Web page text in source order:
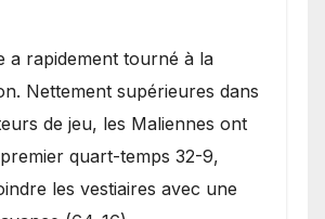
a rapidement tourné à la
Nettement supérieures dans
de jeu, les Maliennes ont
quart-temps 32-9,
les vestiaires avec une